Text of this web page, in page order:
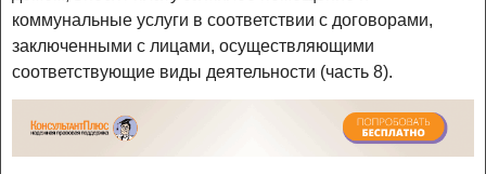
коммунальные услуги в соответствии с договорами,
заключенными с лицами, осуществляющими
соответствующие виды деятельности (часть 8).